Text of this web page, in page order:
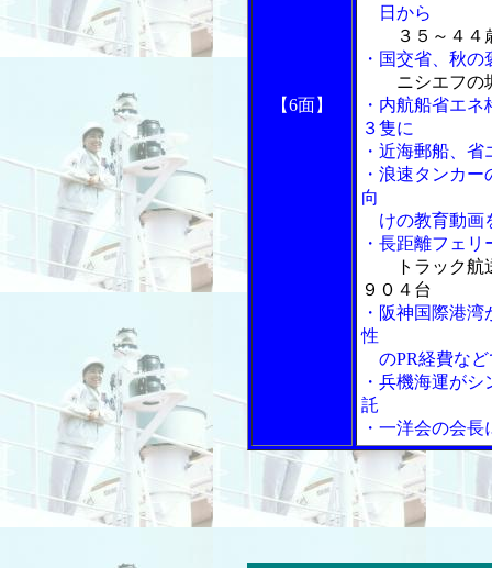
【6面】
日から
３５～４４
・国交省、秋
ニシエフの
・内航船省エ
３隻に
・近海郵船、
・浪速タンカ
向
けの教育動画
・長距離フェ
トラック
９０４台
・阪神国際港
性
のPR経費など
・兵機海運が
託
・一洋会の会